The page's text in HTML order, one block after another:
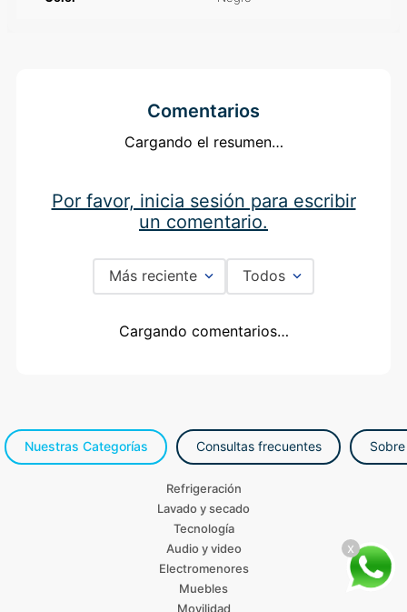
x
Comentarios
Por favor, inicia sesión para escribir un
comentario.
Más reciente Todos
Nuestras Categorías Consultas frecuentes
Lavado y secado
Tecnología
Audio y video
Electromenores
Muebles
Movilidad